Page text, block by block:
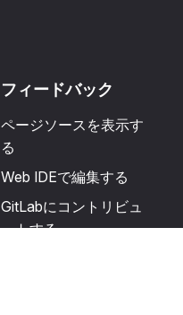
フィードバック
ページソースを表示す
る
Web IDEで編集する
GitLabにコントリビュ
ートする